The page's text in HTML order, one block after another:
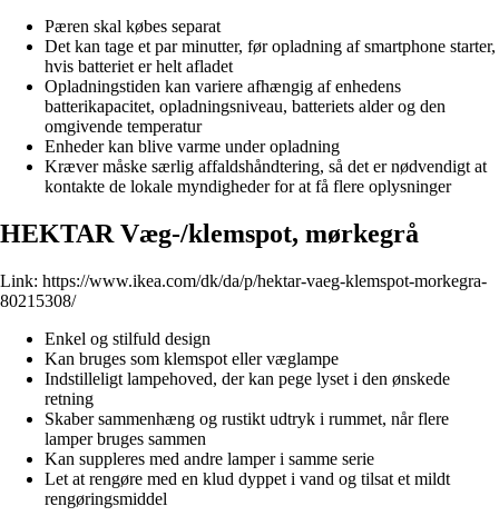
Pæren skal købes separat
Det kan tage et par minutter, før opladning af smartphone starter,
hvis batteriet er helt afladet
Opladningstiden kan variere afhængig af enhedens
batterikapacitet, opladningsniveau, batteriets alder og den
omgivende temperatur
Enheder kan blive varme under opladning
Kræver måske særlig affaldshåndtering, så det er nødvendigt at
kontakte de lokale myndigheder for at få flere oplysninger
HEKTAR Væg-/klemspot, mørkegrå
Link: https://www.ikea.com/dk/da/p/hektar-vaeg-klemspot-morkegra-
80215308/
Enkel og stilfuld design
Kan bruges som klemspot eller væglampe
Indstilleligt lampehoved, der kan pege lyset i den ønskede
retning
Skaber sammenhæng og rustikt udtryk i rummet, når flere
lamper bruges sammen
Kan suppleres med andre lamper i samme serie
Let at rengøre med en klud dyppet i vand og tilsat et mildt
rengøringsmiddel